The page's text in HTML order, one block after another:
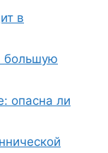
в
большую
опасна ли